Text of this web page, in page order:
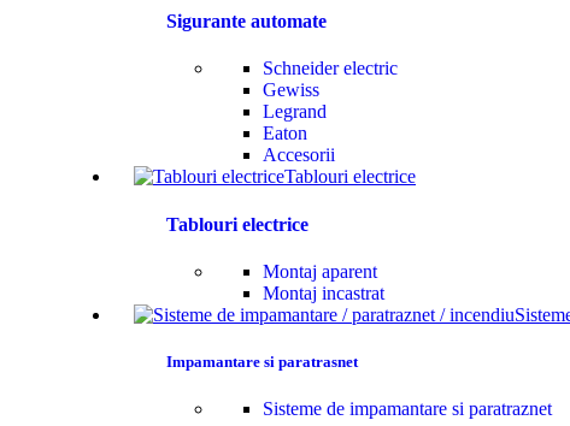
Sigurante automate
Schneider electric
Gewiss
Legrand
Eaton
Accesorii
Tablouri electrice
Tablouri electrice
Montaj aparent
Montaj incastrat
Impamantare si paratrasnet
Sisteme de impamantare si paratraznet